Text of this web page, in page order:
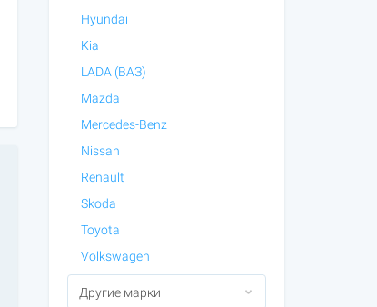
Hyundai
Kia
LADA (ВАЗ)
Mazda
Mercedes-Benz
Nissan
Renault
Skoda
Toyota
Volkswagen